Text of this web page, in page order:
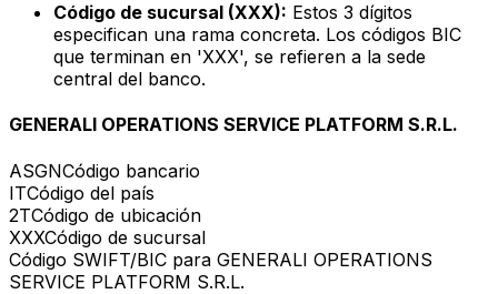
Código de sucursal (XXX): Estos 3 dígitos
especifican una rama concreta. Los códigos BIC
que terminan en 'XXX', se refieren a la sede
central del banco.
GENERALI OPERATIONS SERVICE PLATFORM S.R.L.
ASGNCódigo bancario
ITCódigo del país
2TCódigo de ubicación
XXXCódigo de sucursal
Código SWIFT/BIC para GENERALI OPERATIONS
SERVICE PLATFORM S.R.L.